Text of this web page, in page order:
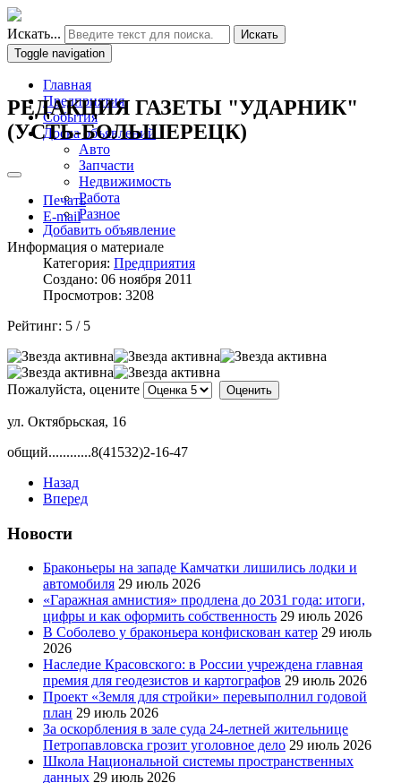
Искать...
Искать
Toggle navigation
Главная
Предприятия
События
Доска объявлений
Авто
Запчасти
Недвижимость
Работа
Разное
Добавить объявление
РЕДАКЦИЯ ГАЗЕТЫ "УДАРНИК"
(УСТЬ-БОЛЬШЕРЕЦК)
Печать
E-mail
Информация о материале
Категория: Предприятия
Создано: 06 ноября 2011
Просмотров: 3208
Рейтинг: 5 / 5
Пожалуйста, оцените
ул. Октябрьская, 16
общий............8(41532)2-16-47
Назад
Вперед
Новости
Браконьеры на западе Камчатки лишились лодки и
автомобиля 29 июль 2026
«Гаражная амнистия» продлена до 2031 года: итоги,
цифры и как оформить собственность 29 июль 2026
В Соболево у браконьера конфискован катер 29 июль
2026
Наследие Красовского: в России учреждена главная
премия для геодезистов и картографов 29 июль 2026
Проект «Земля для стройки» перевыполнил годовой
план 29 июль 2026
За оскорбления в зале суда 24-летней жительнице
Петропавловска грозит уголовное дело 29 июль 2026
Школа Национальной системы пространственных
данных 29 июль 2026